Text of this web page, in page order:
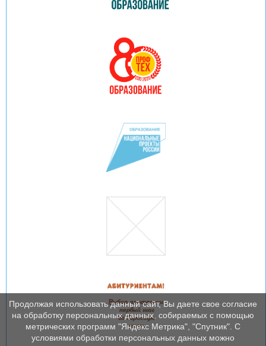
Продолжая использовать данный сайт, Вы даете свое согласие
на обработку персональных данных, собираемых с помощью
метрических программ "Яндекс Метрика", "Спутник". С
условиями обработки персональных данных можно